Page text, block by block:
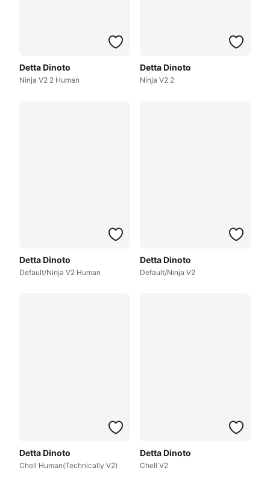
Detta Dinoto
Ninja V2 2 Human
Detta Dinoto
Ninja V2 2
Detta Dinoto
Default/Ninja V2 Human
Detta Dinoto
Default/Ninja V2
Detta Dinoto
Chell Human(Technically V2)
Detta Dinoto
Chell V2